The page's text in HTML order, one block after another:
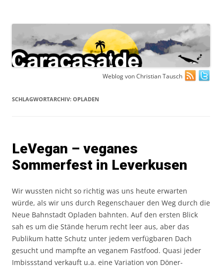
Weblog von Christian Tausch
SCHLAGWORTARCHIV: OPLADEN
LeVegan – veganes
Sommerfest in Leverkusen
Wir wussten nicht so richtig was uns heute erwarten
würde, als wir uns durch Regenschauer den Weg durch die
Neue Bahnstadt Opladen bahnten. Auf den ersten Blick
sah es um die Stände herum recht leer aus, aber das
Publikum hatte Schutz unter jedem verfügbaren Dach
gesucht und mampfte an veganem Fastfood. Quasi jeder
Imbissstand verkauft u.a. eine Variation von Döner-